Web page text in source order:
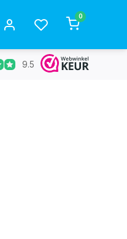
0
de volgende dag in huis.
9.5